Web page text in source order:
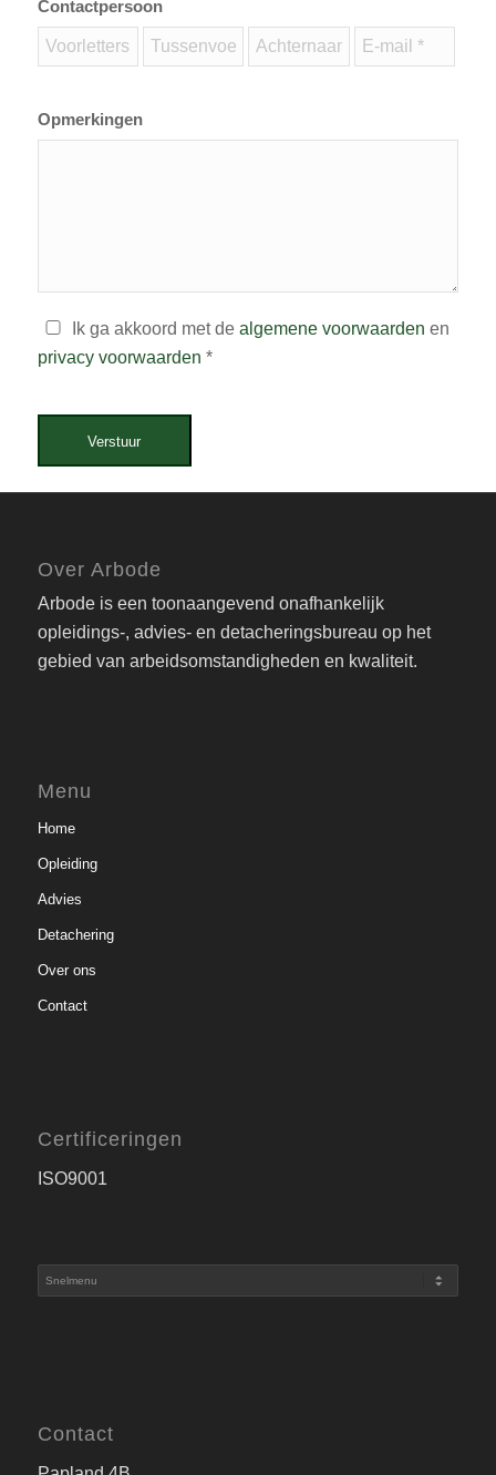
Contactpersoon
Opmerkingen
Ik ga akkoord met de algemene voorwaarden en
privacy voorwaarden *
Verstuur
Over Arbode
Arbode is een toonaangevend onafhankelijk
opleidings-, advies- en detacheringsbureau op het
gebied van arbeidsomstandigheden en kwaliteit.
Menu
Home
Opleiding
Advies
Detachering
Over ons
Contact
Certificeringen
ISO9001
Contact